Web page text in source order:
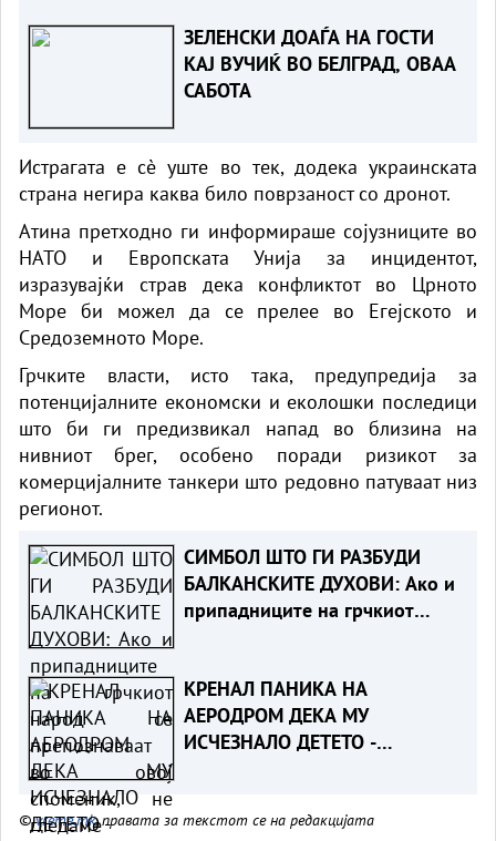
ЗЕЛЕНСКИ ДОАЃА НА ГОСТИ
КАЈ ВУЧИЌ ВО БЕЛГРАД, ОВАА
САБОТА
Истрагата е сè уште во тек, додека украинската
страна негира каква било поврзаност со дронот.
Атина претходно ги информираше сојузниците во
НАТО и Европската Унија за инцидентот,
изразувајќи страв дека конфликтот во Црното
Море би можел да се прелее во Егејското и
Средоземното Море.
Грчките власти, исто така, предупредија за
потенцијалните економски и еколошки последици
што би ги предизвикал напад во близина на
нивниот брег, особено поради ризикот за
комерцијалните танкери што редовно патуваат низ
регионот.
СИМБОЛ ШТО ГИ РАЗБУДИ
БАЛКАНСКИТЕ ДУХОВИ: Ако и
припадниците на грчкиот
никаква пречка во тоа
КРЕНАЛ ПАНИКА НА
АЕРОДРОМ ДЕКА МУ
ИСЧЕЗНАЛО ДЕТЕТО -
©vreme.mk, правата за текстот се на редакцијата